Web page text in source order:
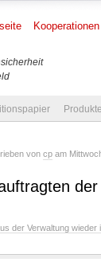
Kooperationen
Produkte
von cp am
der
der Verwaltung wieder